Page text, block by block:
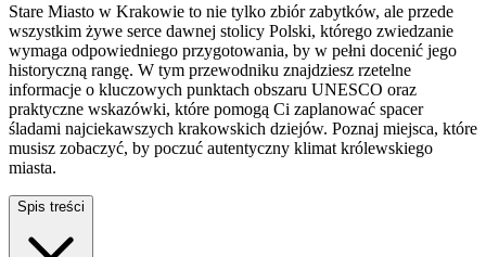
Stare Miasto w Krakowie to nie tylko zbiór zabytków, ale przede
wszystkim żywe serce dawnej stolicy Polski, którego zwiedzanie
wymaga odpowiedniego przygotowania, by w pełni docenić jego
historyczną rangę. W tym przewodniku znajdziesz rzetelne
informacje o kluczowych punktach obszaru UNESCO oraz
praktyczne wskazówki, które pomogą Ci zaplanować spacer
śladami najciekawszych krakowskich dziejów. Poznaj miejsca, które
musisz zobaczyć, by poczuć autentyczny klimat królewskiego
miasta.
Spis treści